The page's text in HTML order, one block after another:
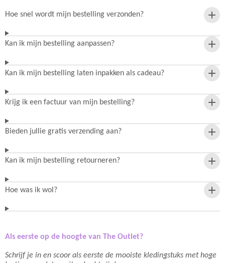
Hoe snel wordt mijn bestelling verzonden?
Kan ik mijn bestelling aanpassen?
Kan ik mijn bestelling laten inpakken als cadeau?
Krijg ik een factuur van mijn bestelling?
Bieden jullie gratis verzending aan?
Kan ik mijn bestelling retourneren?
Hoe was ik wol?
Als eerste op de hoogte van The Outlet?
Schrijf je in en scoor als eerste de mooiste kledingstuks met hoge